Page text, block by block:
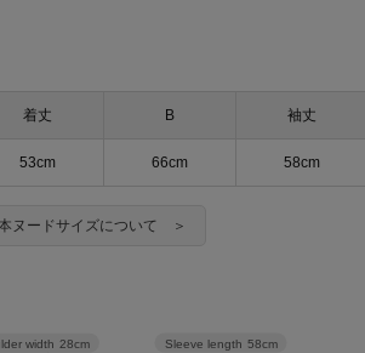
着丈 B 袖丈
53cm 66cm 58cm
ヌードサイズについて ＞
Sleeve length 58cm
width 28cm